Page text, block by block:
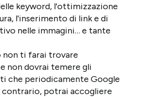
keyword, l'ottimizzazione
l'inserimento di link e di
nelle immagini… e tante
non ti farai trovare
non dovrai temere gli
che periodicamente Google
contrario, potrai accogliere